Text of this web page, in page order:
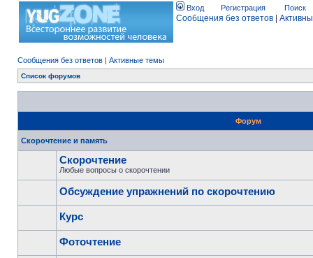
Вход Регистрация Поиск
Сообщения без ответов
Сообщения без ответов | Активные темы
Список форумов
Форум
Скорочтение и память
Скорочтение
Любые вопросы о скорочтении
Обсуждение упражнений по скорочтению
Курс
Фоточтение